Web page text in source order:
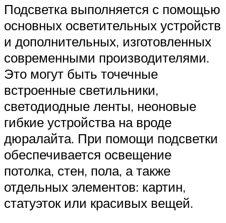
Подсветка выполняется с помощью
основных осветительных устройств
и дополнительных, изготовленных
современными производителями.
Это могут быть точечные
встроенные светильники,
светодиодные ленты, неоновые
гибкие устройства на вроде
дюралайта. При помощи подсветки
обеспечивается освещение
потолка, стен, пола, а также
отдельных элементов: картин,
статуэток или красивых вещей.